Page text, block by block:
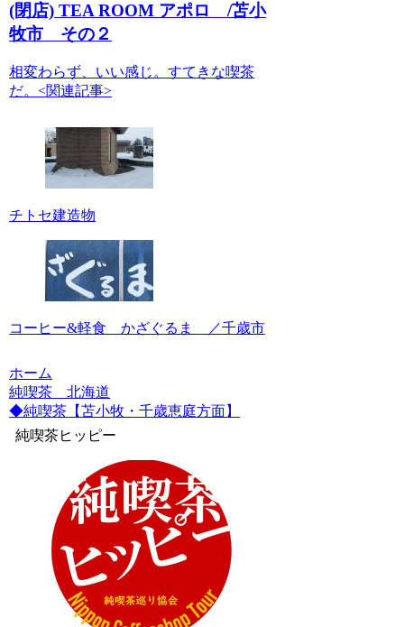
(閉店) TEA ROOM アポロ /苫小
牧市 その２
相変わらず、いい感じ。すてきな喫茶
だ。<関連記事>
チトセ建造物
コーヒー&軽食 かざぐるま ／千歳市
ホーム
純喫茶 北海道
◆純喫茶【苫小牧・千歳恵庭方面】
純喫茶ヒッピー